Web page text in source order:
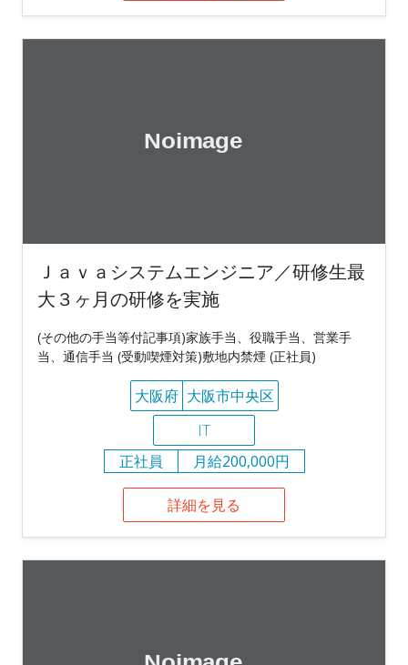
Ｊａｖａシステムエンジニア／研修生最
大３ヶ月の研修を実施
(その他の手当等付記事項)家族手当、役職手当、営業手
当、通信手当 (受動喫煙対策)敷地内禁煙 (正社員)
大阪府 大阪市中央区
IT
正社員
月給200,000円
詳細を見る